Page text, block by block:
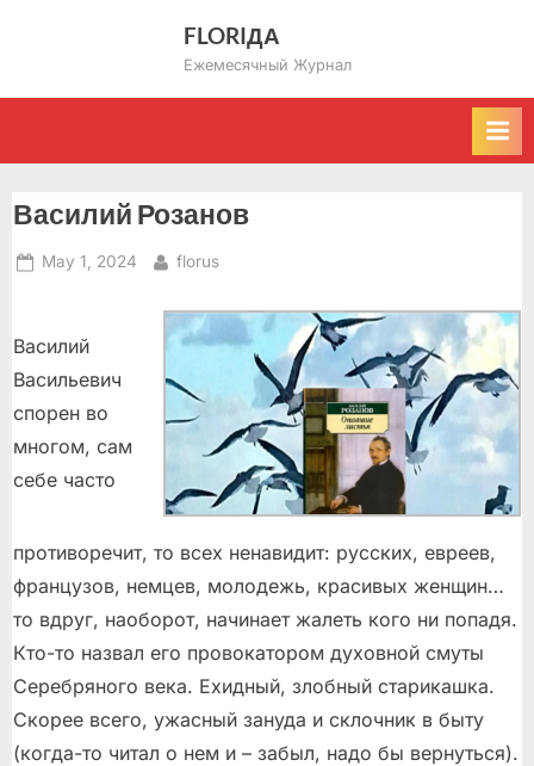
FLORIДА
Ежемесячный Журнал
Василий Розанов
Posted
May 1, 2024 By
florus
Василий
Васильевич
спорен во
многом, сам
себе часто
противоречит, то всех ненавидит: русских, евреев,
французов, немцев, молодежь, красивых женщин…
то вдруг, наоборот, начинает жалеть кого ни попадя.
Кто-то назвал его провокатором духовной смуты
Серебряного века. Ехидный, злобный старикашка.
Скорее всего, ужасный зануда и склочник в быту
(когда-то читал о нем и – забыл, надо бы вернуться).